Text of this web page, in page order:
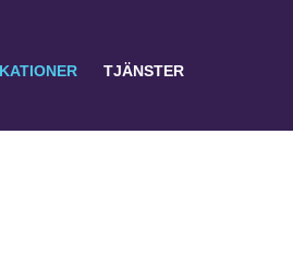
TJÄNSTER